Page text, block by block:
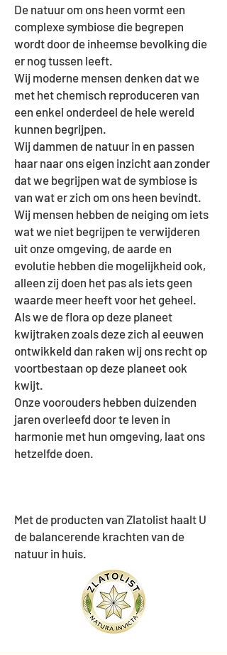
De natuur om ons heen vormt een
complexe symbiose die begrepen
wordt door de inheemse bevolking die
er nog tussen leeft.
Wij moderne mensen denken dat we
met het chemisch reproduceren van
een enkel onderdeel de hele wereld
kunnen begrijpen.
Wij dammen de natuur in en passen
haar naar ons eigen inzicht aan zonder
dat we begrijpen wat de symbiose is
van wat er zich om ons heen bevindt.
Wij mensen hebben de neiging om iets
wat we niet begrijpen te verwijderen
uit onze omgeving, de aarde en
evolutie hebben die mogelijkheid ook,
alleen zij doen het pas als iets geen
waarde meer heeft voor het geheel.
Als we de flora op deze planeet
kwijtraken zoals deze zich al eeuwen
ontwikkeld dan raken wij ons recht op
voortbestaan op deze planeet ook
kwijt.
Onze voorouders hebben duizenden
jaren overleefd door te leven in
harmonie met hun omgeving, laat ons
hetzelfde doen.
Met de producten van Zlatolist haalt U
de balancerende krachten van de
natuur in huis.